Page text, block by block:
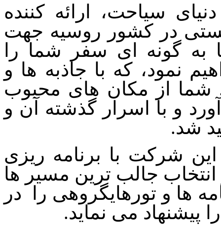
سیاحت، ارائه کننده
در کشور روسیه جهت
گونه ای سفر شما را
نمود، که با جاذبه ها و
شما از مکان های محبوب
و با اسرار گذشته آن و
شد.
شرکت با برنامه ریزی
جالب ترین مسیر ها
ها و تورهایگروهی را در
می نماید.